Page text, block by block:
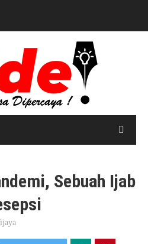
Sebuah Ijab